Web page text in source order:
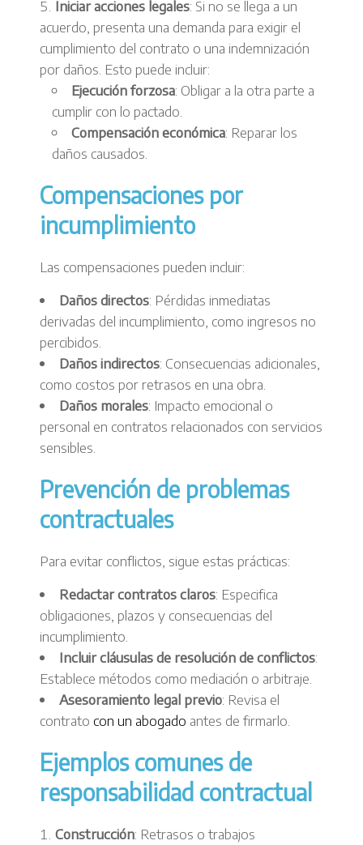
Iniciar acciones legales: Si no se llega a un
acuerdo, presenta una demanda para exigir el
cumplimiento del contrato o una indemnización
por daños. Esto puede incluir:
Ejecución forzosa: Obligar a la otra parte a
cumplir con lo pactado.
Compensación económica: Reparar los
daños causados.
Compensaciones por
incumplimiento
Las compensaciones pueden incluir:
Daños directos: Pérdidas inmediatas
derivadas del incumplimiento, como ingresos no
percibidos.
Daños indirectos: Consecuencias adicionales,
como costos por retrasos en una obra.
Daños morales: Impacto emocional o
personal en contratos relacionados con servicios
sensibles.
Prevención de problemas
contractuales
Para evitar conflictos, sigue estas prácticas:
Redactar contratos claros: Especifica
obligaciones, plazos y consecuencias del
incumplimiento.
Incluir cláusulas de resolución de conflictos:
Establece métodos como mediación o arbitraje.
Asesoramiento legal previo: Revisa el
contrato con un abogado antes de firmarlo.
Ejemplos comunes de
responsabilidad contractual
Construcción: Retrasos o trabajos